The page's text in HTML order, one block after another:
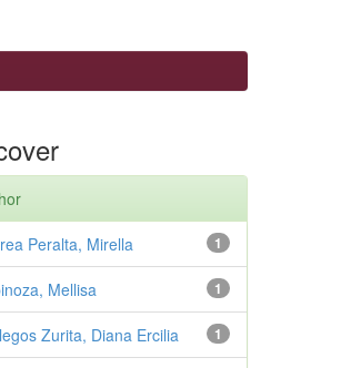
1
Peralta, Mirella
1
Mellisa
1
Zurita, Diana Ercilia